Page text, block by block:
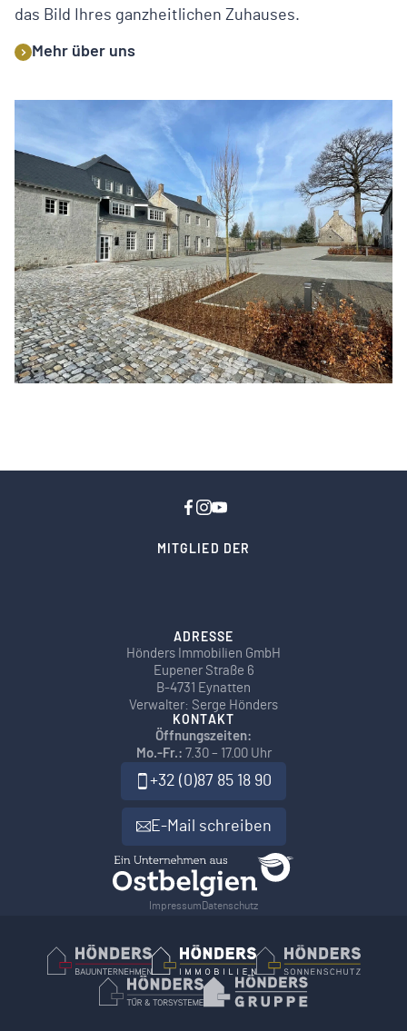
das Bild Ihres ganzheitlichen Zuhauses.
Mehr über uns
MITGLIED DER
ADRESSE
Hönders Immobilien GmbH
Eupener Straße 6
B-4731 Eynatten
Verwalter: Serge Hönders
KONTAKT
Öffnungszeiten:
Mo.-Fr.: 7.30 – 17.00 Uhr
+32 (0)87 85 18 90
E-Mail schreiben
Impressum Datenschutz
Hönders Bauunternehmen
Hoenders Immobilien
Hönders
Hönders Tür- und Torsysteme
Hoenders Gruppe